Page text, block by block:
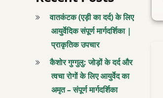
वातकंटक (एड़ी का दर्द) के लिए
आयुर्वेदिक संपूर्ण मार्गदर्शिका |
प्राकृतिक उपचार
कैशोर गुग्गुलु: जोड़ों के दर्द और
त्वचा रोगों के लिए आयुर्वेद का
अमृत – संपूर्ण मार्गदर्शिका